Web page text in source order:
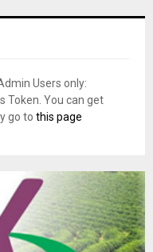
Users only:
Token. You can get
go to this page